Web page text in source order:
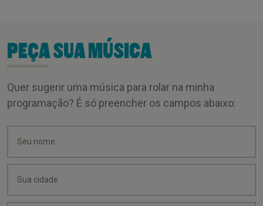
PEÇA SUA MÚSICA
Quer sugerir uma música para rolar na minha
programação? É só preencher os campos abaixo: